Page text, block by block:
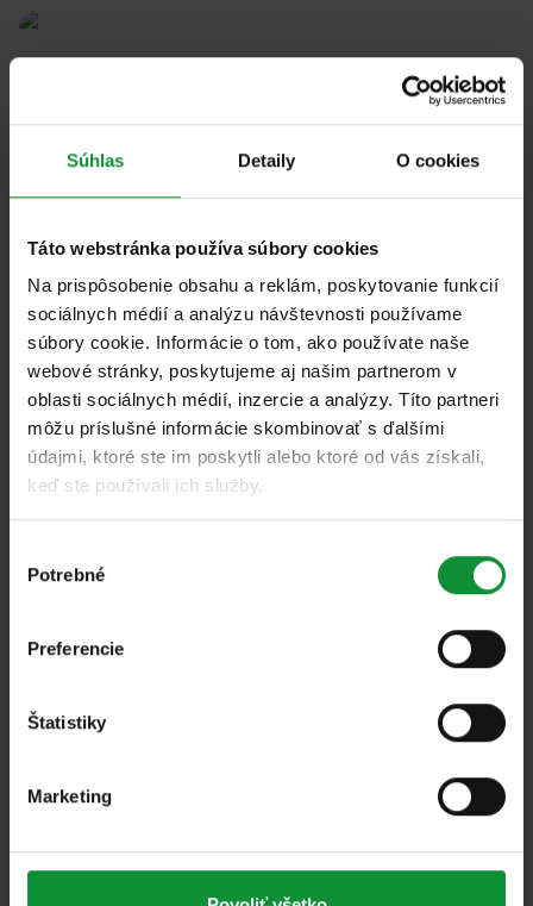
Súhlas Detaily O cookies
Táto webstránka používa súbory cookies
Na prispôsobenie obsahu a reklám, poskytovanie funkcií
sociálnych médií a analýzu návštevnosti používame
súbory cookie. Informácie o tom, ako používate naše
webové stránky, poskytujeme aj našim partnerom v
oblasti sociálnych médií, inzercie a analýzy. Títo partneri
môžu príslušné informácie skombinovať s ďalšími
údajmi, ktoré ste im poskytli alebo ktoré od vás získali,
keď ste používali ich služby.
súhlasu
Potrebné
Preferencie
Štatistiky
Marketing
Špenátový – hubový šalát z prosa
Všetky
Zeleninový šalát s tofu